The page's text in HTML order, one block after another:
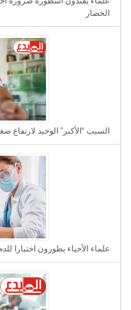
الخضار
السبب “الأكبر” الوحيد
علماء الأحياء يطورون اختبارا